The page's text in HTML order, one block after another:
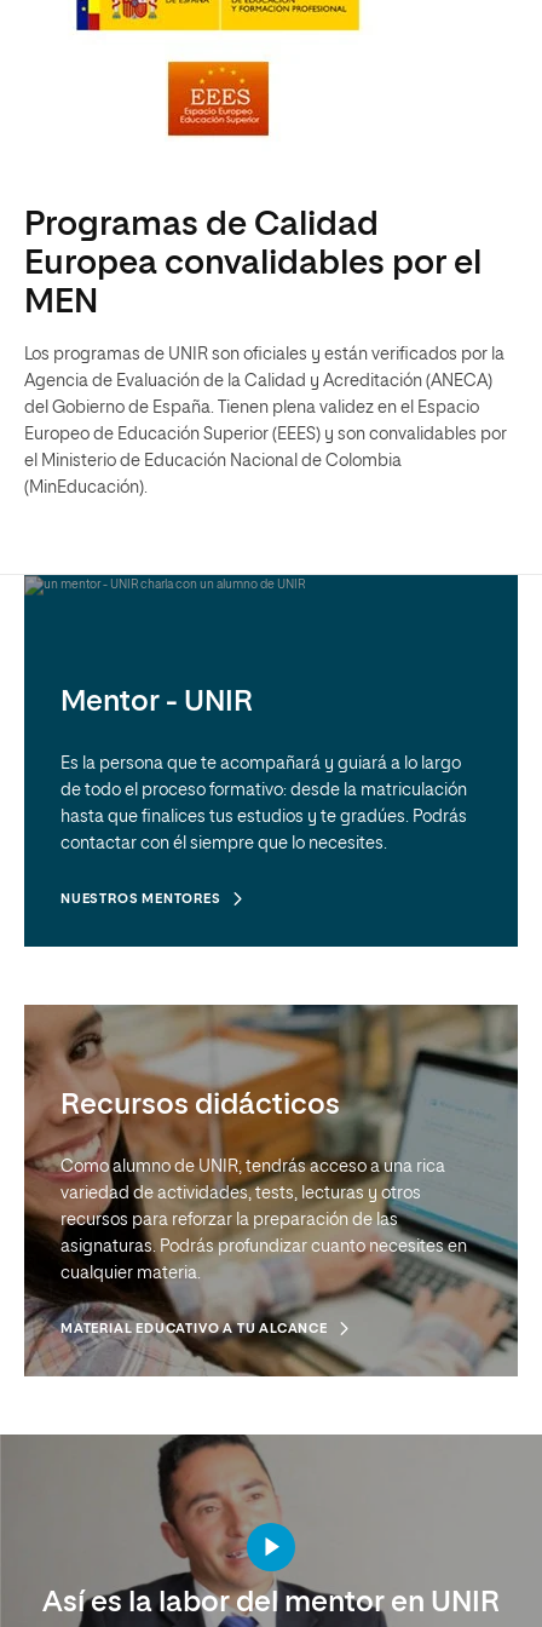
Programas de Calidad
Europea convalidables por el
MEN
Los programas de UNIR son oficiales y están verificados por la
Agencia de Evaluación de la Calidad y Acreditación (ANECA)
del Gobierno de España. Tienen plena validez en el Espacio
Europeo de Educación Superior (EEES) y son convalidables por
el Ministerio de Educación Nacional de Colombia
(MinEducación).
Mentor - UNIR
Es la persona que te acompañará y guiará a lo largo
de todo el proceso formativo: desde la matriculación
hasta que finalices tus estudios y te gradúes. Podrás
contactar con él siempre que lo necesites.
NUESTROS MENTORES
Campus Virtual
Accede a una plataforma diseñada específicamente
para una gestión optimizada del aprendizaje virtual,
en la que encontrarás las aulas, los foros, a los
profesores y muchos más recursos educativos.
DESCUBRE UNA NUEVA FORMA DE APRENDER
Recursos didácticos
Como alumno de UNIR, tendrás acceso a una rica
variedad de actividades, tests, lecturas y otros
recursos para reforzar la preparación de las
asignaturas. Podrás profundizar cuanto necesites en
cualquier materia.
MATERIAL EDUCATIVO A TU ALCANCE
Evaluación flexible
En UNIR valoramos tu esfuerzo diario para otorgarte la
calificación final. Aplicamos la evaluación continua,
por lo que tu nota dependerá de la participación en
Así es la labor del mentor en UNIR